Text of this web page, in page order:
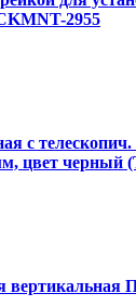
2955
с
цвет черный